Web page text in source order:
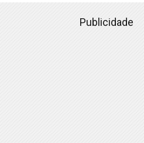
Publicidade